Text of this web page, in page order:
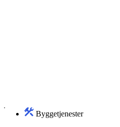
Byggetjenester